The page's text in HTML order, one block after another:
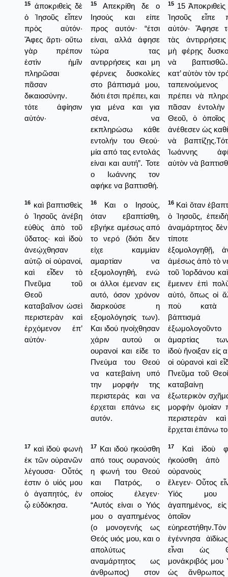
15
ἀποκριθεὶς δὲ
ὁ Ἰησοῦς εἶπεν
πρὸς αὐτόν·
Ἄφες ἄρτι· οὕτω
γὰρ πρέπον
ἐστὶν ἡμῖν
πληρῶσαι
πᾶσαν
δικαιοσύνην.
τότε ἀφίησιν
αὐτόν·
15
Απεκρίθη δε ο
Ιησούς και είπε
προς αυτόν· “έτσι
είναι, αλλά άφησε
τώρα τας
αντιρρήσεις και μη
φέρνεις δυσκολίες
στο βάπτισμά μου,
διότι έτσι πρέπει, και
για μένα και για
σένα, να
εκπληρώσω κάθε
εντολήν του Θεού·
μία από τας εντολάς
είναι και αυτή”. Τοτε
ο Ιωάννης τον
αφήκε να βαπτισθή.
15 15
Ἰησοῦς εἶπε
αὐτόν· Ἄφησε
τὰς
μὴ φέρῃς
νὰ
κατ’ αὐτὸν τὸν
ταπεινούμενος
πρέπει νὰ
πᾶσαν
Θεοῦ, ὁ
ἀνέθεσεν ὡς
νὰ
Ἰωάννης
αὐτὸν νὰ
16 καὶ βαπτισθεὶς
ὁ Ἰησοῦς ἀνέβη
εὐθὺς ἀπὸ τοῦ
ὕδατος· καὶ ἰδοὺ
ἀνεῴχθησαν
αὐτῷ οἱ οὐρανοί,
καὶ εἶδεν τὸ
Πνεῦμα τοῦ
Θεοῦ
καταβαῖνον ὡσεὶ
περιστερὰν καὶ
ἐρχόμενον ἐπ’
αὐτόν·
16
Και ο Ιησούς,
όταν εβαπτίσθη,
εβγήκε αμέσως από
το νερό (διότι δεν
είχε καμμίαν
αμαρτίαν να
εξομολογηθή, ενώ
οι άλλοι έμεναν εις
αυτό, όσον χρόνον
διαρκούσε η
εξομολόγησίς των).
Και ιδού ηνοίχθησαν
χάριν αυτού οι
ουρανοί και είδε το
Πνεύμα του Θεού
να κατεβαίνη υπό
την μορφήν της
περιστεράς και να
έρχεται επάνω εις
αυτόν.
16 Καὶ ὅταν
ὁ Ἰησοῦς,
ἀναμάρτητος δὲν
τίποτε
ἐξομολογηθῇ,
ἀμέσως ἀπὸ τὸ
τοῦ Ἰορδάνου
ἔμεινεν ἐπὶ
αὐτό, ὅπως οἱ
ποὺ κατὰ
βάπτισμά
ἁμαρτίας
ἰδοὺ ἤνοιξαν εἰς
οἱ οὐρανοὶ καὶ
Πνεῦμα τοῦ
ἐξωτερικὸν
μορφὴν ὁμοίαν
περιστερὰν
ἔρχεται ἐπάνω
17 καὶ ἰδοὺ φωνὴ
ἐκ τῶν οὐρανῶν
λέγουσα· Οὗτός
ἐστιν ὁ υἱός μου
ὁ ἀγαπητός, ἐν
ᾧ εὐδόκησα.
17 Και ιδού ηκούσθη
από τους ουρανούς
η φωνή του Θεού
και Πατρός, ο
οποίος έλεγεν·
“Αυτός είναι ο Υιός
μου ο αγαπημένος
(ο μονογενής ως
Θεός υιός μου, και ο
απολύτως
αναμάρτητος ως
άνθρωπος) στον
17
Καὶ ἰδοὺ
ἠκούσθη ἀπὸ
οὐρανοὺς
ἔλεγεν· Οὗτος
Υἱός
ἀγαπημένος,
ὁποῖον
εὐηρεστήθην.Τὸν
ἐγέννησα
εἶναι ὡς
μονάκριβός μου
ὡς